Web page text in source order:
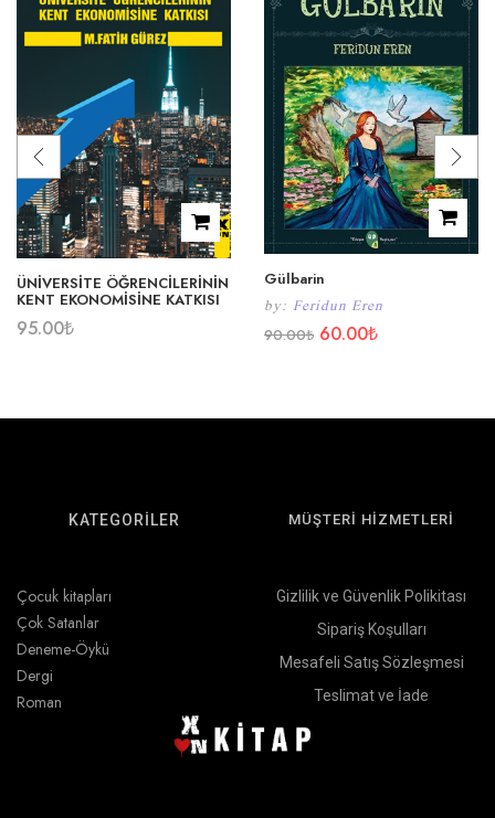
ÜNİVERSİTE ÖĞRENCİLERİNİN
KENT EKONOMİSİNE KATKISI
95.00₺
Gülbarin
by: Feridun Eren
90.00₺ 60.00₺
KATEGORİLER
Çocuk kitapları
Çok Satanlar
Deneme-Öykü
Dergi
Roman
MÜŞTERİ HİZMETLERİ
Gizlilik ve Güvenlik Polikitası
Sipariş Koşulları
Mesafeli Satış Sözleşmesi
Teslimat ve İade